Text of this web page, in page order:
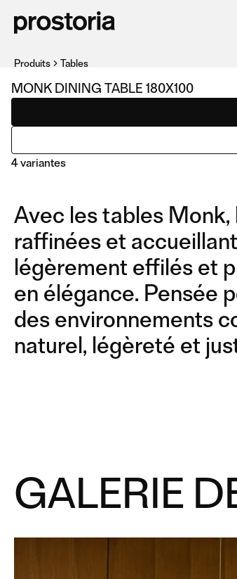
MONK DINING TABLE 180X100
4 variantes
DINING TABLE 180X100 DINING
Produits Tables
Avec les tables
raffinées et
légèrement effilés et
en élégance. Pensée
des environnements
naturel, légèreté et
GALERIE